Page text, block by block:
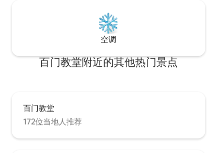
空调
百门教堂附近的其他热门景点
百门教堂
172位当地人推荐